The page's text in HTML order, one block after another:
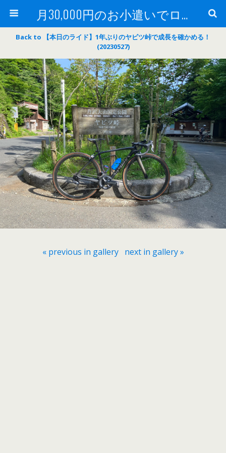
月30,000円のお小遣いでロードバイク
Back to 【本日のライド】1年ぶりのヤビツ峠で成長を確かめる！
(20230527)
« previous in gallery next in gallery »